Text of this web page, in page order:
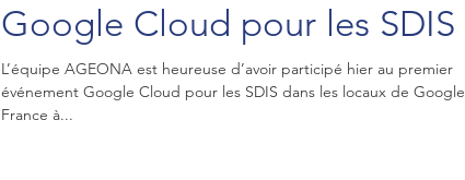
Google Cloud pour les SDIS
L’équipe AGEONA est heureuse d’avoir participé hier au premier
événement Google Cloud pour les SDIS dans les locaux de Google
France à...